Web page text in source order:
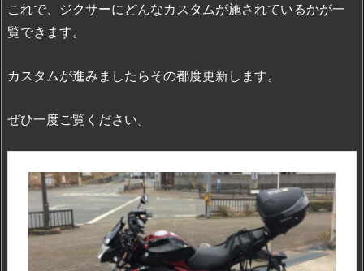
これで、ジクサーにどんなカスタムが施されているかが一
覧できます。
カスタムが進みましたらその都度更新します。
ぜひ一度ご覧ください。